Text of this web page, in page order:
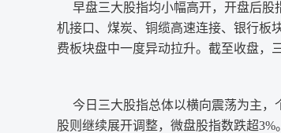
早盘三大股指均小幅高开，开盘后股
机接口、煤炭、铜缆高速连接、银行板
费板块盘中一度异动拉升。截至收盘，
今日三大股指总体以横向震荡为主，
股则继续展开调整，微盘股指数跌超